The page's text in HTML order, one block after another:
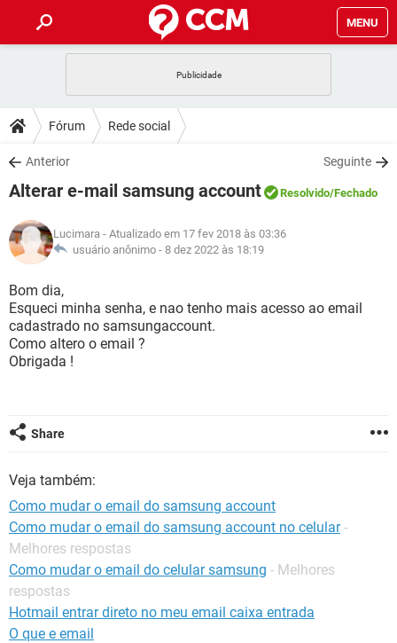
MENU
CELULAR
OUTLOOK
INSTAGRAM GMAIL
GUIA DE COMPRAS
DICAS
JOGOS
INSTAGRAM GMAIL
GUIA DE COMPRAS
DOWNLOADS
JOGOS WHATSAPP
CELULAR
OUTLOOK EXCEL
INSTAGRAM
GUIA DE COMPRAS
JOGOS WHATSAPP
CELULAR
OUTLOOK
INSTAGRAM GMAIL
GUIA DE COMPRAS
GLOSSÁRIO
JOGOS
CELULAR FACEBOOK
OUTLOOK
INSTAGRAM
Fórum Rede social
Anterior Seguinte
Alterar e-mail samsung account Resolvido/Fechado
Lucimara - Atualizado em 17 fev 2018 às 03:36
usuário anônimo - 8 dez 2022 às 18:19
Bom dia,
Esqueci minha senha, e nao tenho mais acesso ao email
cadastrado no samsungaccount.
Como altero o email ?
Obrigada !
Share
Veja também:
Como mudar o email do samsung account
Como mudar o email do samsung account no celular -
Melhores respostas
Como mudar o email do celular samsung - Melhores
respostas
Hotmail entrar direto no meu email caixa entrada
O que e email